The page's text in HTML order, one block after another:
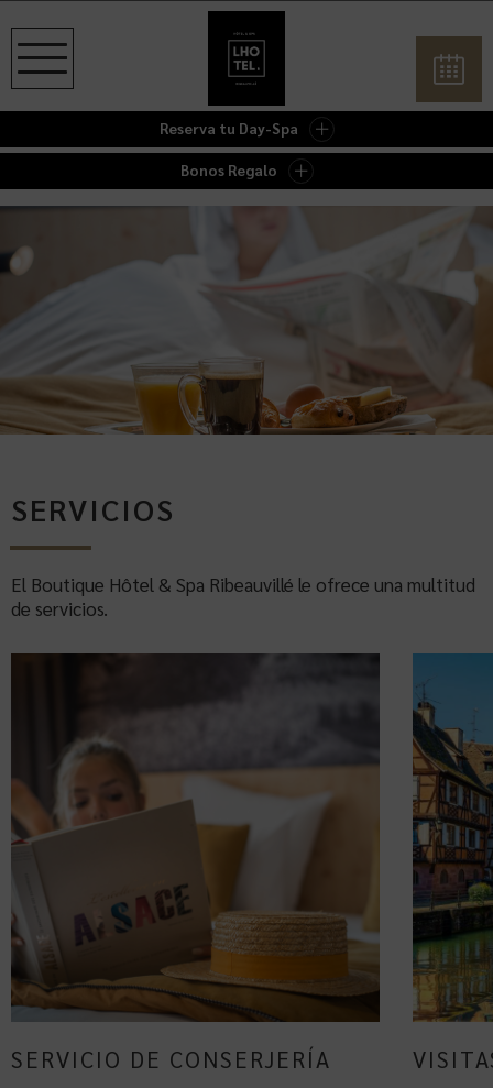
Reserva tu Day-Spa
Bonos Regalo
SERVICIOS
El Boutique Hôtel & Spa Ribeauvillé le ofrece una multitud
de servicios.
SERVICIO DE CONSERJERÍA